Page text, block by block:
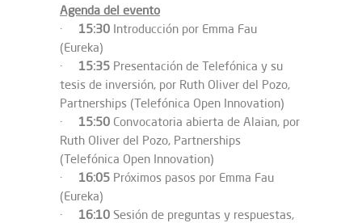
Agenda del evento
· 15:30 Introducción por Emma Fau
(Eureka)
· 15:35 Presentación de Telefónica y su
tesis de inversión, por Ruth Oliver del Pozo,
Partnerships (Telefónica Open Innovation)
· 15:50 Convocatoria abierta de Alaian, por
Ruth Oliver del Pozo, Partnerships
(Telefónica Open Innovation)
· 16:05 Próximos pasos por Emma Fau
(Eureka)
· 16:10 Sesión de preguntas y respuestas,